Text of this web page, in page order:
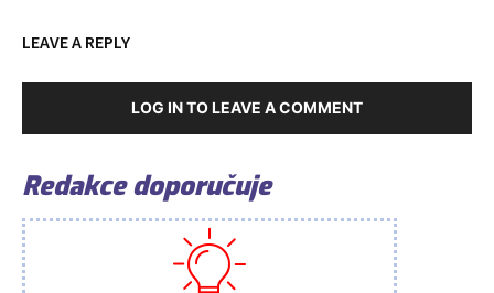
LEAVE A REPLY
LOG IN TO LEAVE A COMMENT
Redakce doporučuje